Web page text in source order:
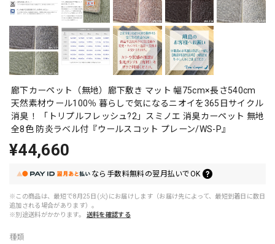
廊下カーペット（無地）廊下敷き マット 幅75cm×長さ540cm
天然素材ウール100％ 暮らしで気になるニオイを365日サイクル
消臭！ 「トリプルフレッシュ?2」スミノエ 消臭カーペット 無地
全8色 防炎ラベル付『ウールスコット プレーン/WS-P』
¥44,660
なら 手数料無料の翌月払いでOK
※この商品は、最短で8月25日(火)にお届けします（お届け先によって、最短到着日に数日
追加される場合があります）。
※別途送料がかかります。
送料を確認する
種類